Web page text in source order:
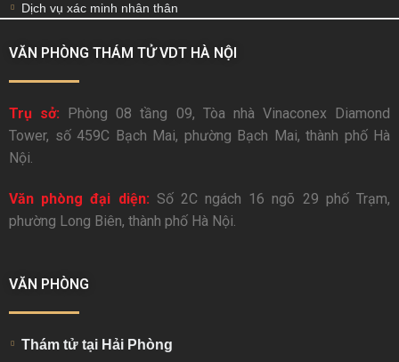
Dịch vụ xác minh nhân thân
VĂN PHÒNG THÁM TỬ VDT HÀ NỘI
Trụ sở: Phòng 08 tầng 09, Tòa nhà Vinaconex Diamond
Tower, số 459C Bạch Mai, phường Bạch Mai, thành phố Hà
Nội.
Văn phòng đại diện: Số 2C ngách 16 ngõ 29 phố Trạm,
phường Long Biên, thành phố Hà Nội.
VĂN PHÒNG
Thám tử tại Hải Phòng